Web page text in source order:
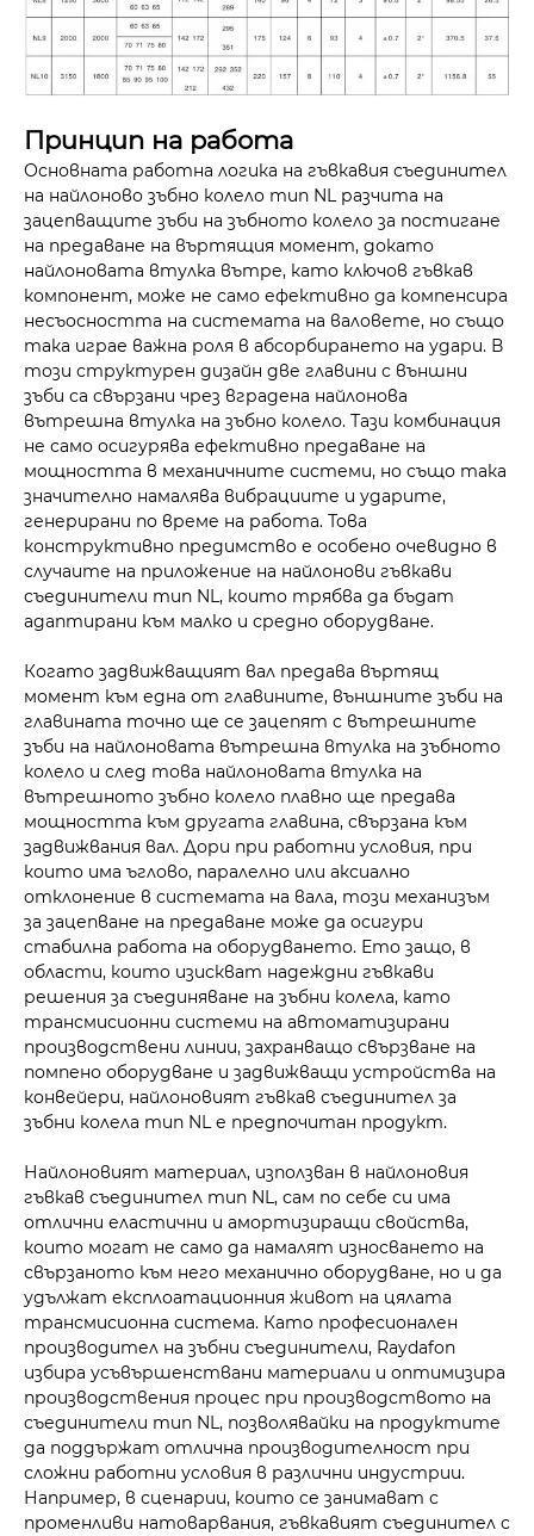
Принцип на работа
Основната работна логика на гъвкавия съединител
на найлоново зъбно колело тип NL разчита на
зацепващите зъби на зъбното колело за постигане
на предаване на въртящия момент, докато
найлоновата втулка вътре, като ключов гъвкав
компонент, може не само ефективно да компенсира
несъосността на системата на валовете, но също
така играе важна роля в абсорбирането на удари. В
този структурен дизайн две главини с външни
зъби са свързани чрез вградена найлонова
вътрешна втулка на зъбно колело. Тази комбинация
не само осигурява ефективно предаване на
мощността в механичните системи, но също така
значително намалява вибрациите и ударите,
генерирани по време на работа. Това
конструктивно предимство е особено очевидно в
случаите на приложение на найлонови гъвкави
съединители тип NL, които трябва да бъдат
адаптирани към малко и средно оборудване.
Когато задвижващият вал предава въртящ
момент към една от главините, външните зъби на
главината точно ще се зацепят с вътрешните
зъби на найлоновата вътрешна втулка на зъбното
колело и след това найлоновата втулка на
вътрешното зъбно колело плавно ще предава
мощността към другата главина, свързана към
задвижвания вал. Дори при работни условия, при
които има ъглово, паралелно или аксиално
отклонение в системата на вала, този механизъм
за зацепване на предаване може да осигури
стабилна работа на оборудването. Ето защо, в
области, които изискват надеждни гъвкави
решения за съединяване на зъбни колела, като
трансмисионни системи на автоматизирани
производствени линии, захранващо свързване на
помпено оборудване и задвижващи устройства на
конвейери, найлоновият гъвкав съединител за
зъбни колела тип NL е предпочитан продукт.
Найлоновият материал, използван в найлоновия
гъвкав съединител тип NL, сам по себе си има
отлични еластични и амортизиращи свойства,
които могат не само да намалят износването на
свързаното към него механично оборудване, но и да
удължат експлоатационния живот на цялата
трансмисионна система. Като професионален
производител на зъбни съединители, Raydafon
избира усъвършенствани материали и оптимизира
производствения процес при производството на
съединители тип NL, позволявайки на продуктите
да поддържат отлична производителност при
сложни работни условия в различни индустрии.
Например, в сценарии, които се занимават с
променливи натоварвания, гъвкавият съединител с